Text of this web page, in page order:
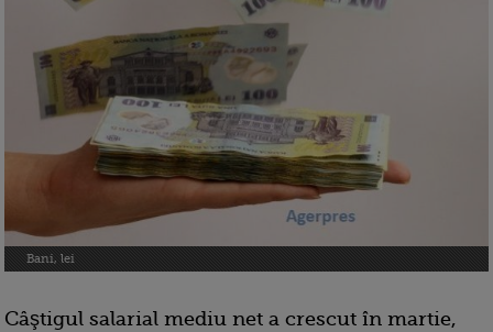
Bani, lei
Câştigul salarial mediu net a crescut în martie,